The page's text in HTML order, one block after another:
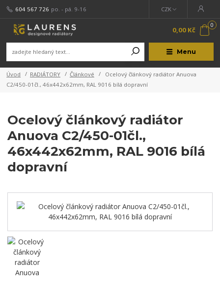
Menu
CZK
604 567 726 po. - pá. 9-16
0
0,00 Kč
Úvod RADIÁTORY Článkové
Ocelový článkový radiátor Anuova
C2/450-01čl., 46x442x62mm, RAL 9016 bílá dopravní
Ocelový článkový radiátor
Anuova C2/450-01čl.,
46x442x62mm, RAL 9016 bílá
dopravní